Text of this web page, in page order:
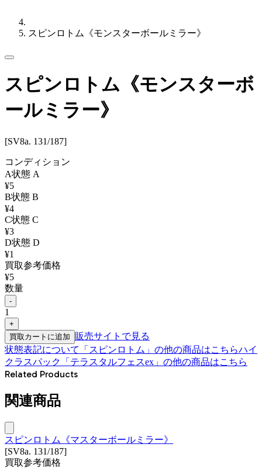
スピンロトム《モンスターボールミラー》
スピンロトム《モンスターボ
ールミラー》
[SV8a. 131/187]
コンディション
A状態 A
¥5
B状態 B
¥4
C状態 C
¥3
D状態 D
¥1
買取参考価格
¥5
数量
-
1
+
買取カートに追加
販売サイトで見る
状態表記について
「 スピンロトム 」の他の商品はこちらハイ
クラスパック「テラスタルフェスex」 の他の商品はこちら
Related Products
関連商品
スピンロトム《マスターボールミラー》
[SV8a. 131/187]
買取参考価格